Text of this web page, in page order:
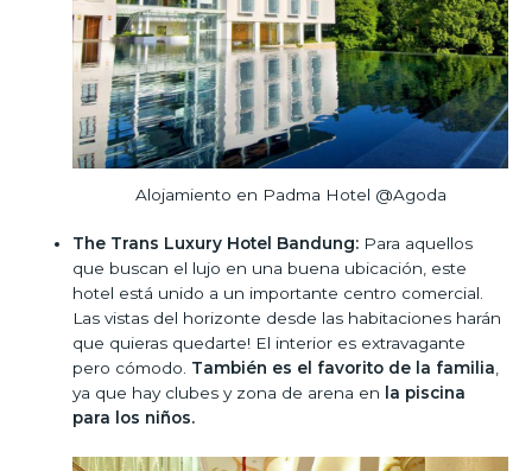
Alojamiento en Padma Hotel @Agoda
The Trans Luxury Hotel Bandung: Para aquellos
que buscan el lujo en una buena ubicación, este
hotel está unido a un importante centro comercial.
Las vistas del horizonte desde las habitaciones harán
que quieras quedarte! El interior es extravagante
pero cómodo. También es el favorito de la familia
ya que hay clubes y zona de arena en la piscina
para los niños.